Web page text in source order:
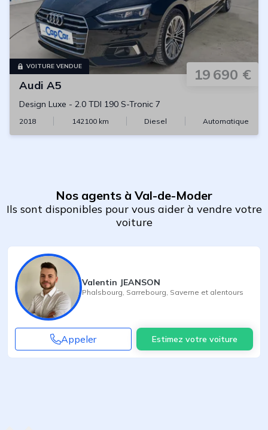
VOITURE VENDUE 19 690 €
Audi A5
Design Luxe - 2.0 TDI 190 S-Tronic 7
2018 142100km Diesel Automatique
Nos agents à Val-de-Moder
Ils sont disponibles pour vous aider à vendre votre
voiture
Valentin JEANSON
Phalsbourg Sarrebourg Saverne et alentours
Appeler Estimez votre voiture